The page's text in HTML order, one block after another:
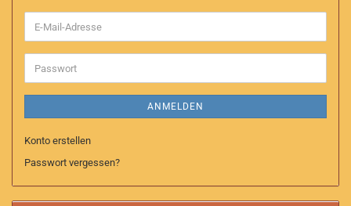
E-
Mail-
Adresse
Passwort
ANMELDEN
Konto erstellen
Passwort vergessen?